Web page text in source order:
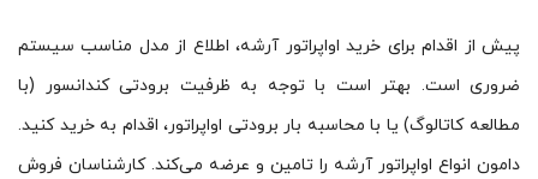
پیش از اقدام برای خرید اواپراتور آرشه، اطلاع از مدل مناسب سیستم
ضروری است. بهتر است با توجه به ظرفیت برودتی کندانسور (با
مطالعه کاتالوگ) یا با محاسبه بار برودتی اواپراتور، اقدام به خرید کنید.
دامون انواع اواپراتور آرشه را تامین و عرضه می‌کند. کارشناسان فروش